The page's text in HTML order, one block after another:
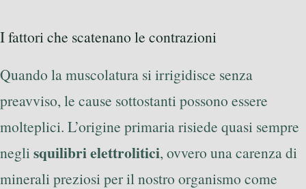
I fattori che scatenano le contrazioni
Quando la muscolatura si irrigidisce senza
preavviso, le cause sottostanti possono essere
molteplici. L’origine primaria risiede quasi sempre
neglisquilibri elettrolitici, ovvero una carenza di
minerali preziosi per il nostro organismo come